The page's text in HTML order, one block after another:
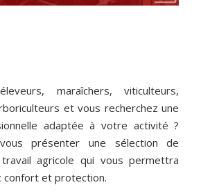
maraîchers, viticulteurs,
et vous recherchez une
adaptée à votre activité ?
présenter une sélection de
agricole qui vous permettra
confort et protection.